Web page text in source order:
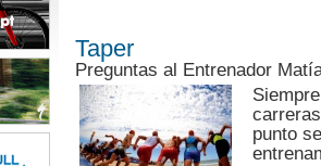
Taper
Preguntas al Entrenador
punto